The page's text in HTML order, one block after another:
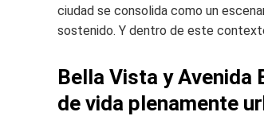
ciudad se consolida como un
sostenido. Y dentro de este
Bella Vista y Avenida
de vida plenamente